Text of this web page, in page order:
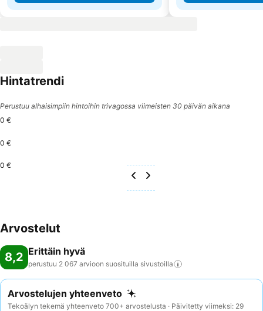
Hintatrendi
Perustuu alhaisimpiin hintoihin trivagossa viimeisten 30 päivän aikana
0 €
0 €
0 €
Arvostelut
8,2 Erittäin hyvä
perustuu 2 067 arvioon suosituilla sivustoilla
Arvostelujen yhteenveto
Tekoälyn tekemä yhteenveto 700+ arvostelusta · Päivitetty viimeksi: 29